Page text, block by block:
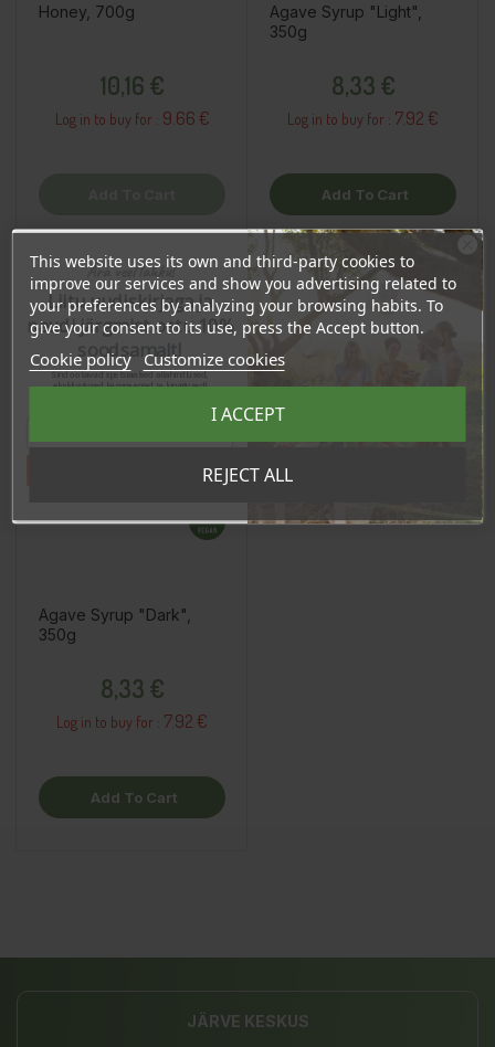
Honey, 700g
10,16 €
Log in to buy for : 9.66 €
Agave Syrup "Light",
350g
8,33 €
Log in to buy for : 7.92 €
Add To Cart
OSTA HULGI
OSTA HULGI
Agave Syrup "Dark",
350g
8,33 €
Log in to buy for : 7.92 €
Add To Cart
JÄRVE KESKUS
This website uses its own and third-party cookies to
improve our services and show you advertising related to
your preferences by analyzing your browsing habits. To
give your consent to its use, press the Accept button.
Cookie policy Customize cookies
REJECT ALL
I ACCEPT
Ära veel lahku!
Liitu uudiskirjaga ja
naudi järgmist ostu 10%
soodsamalt!
Sind ootavad spetsiaalsed allahindlused,
eksklusiivsed kampaaniad ja kingitused!